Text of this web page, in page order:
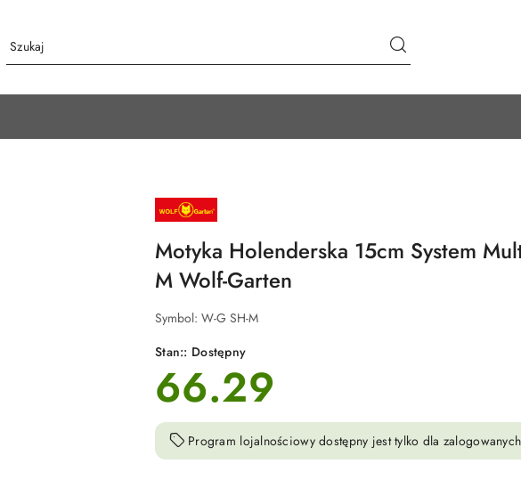
NAZWA
PRODUCENTA:
GARTEN
Motyka Holenderska 15cm System
M Wolf-Garten
Symbol: W-G SH-M
Stan:: Dostępny
cena:
66.29
Program lojalnościowy dostępny jest tylko dla